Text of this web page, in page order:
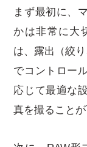
まず最初に、
かは非常に大
は、露出（絞
でコントロー
応じて最適な
真を撮ることが